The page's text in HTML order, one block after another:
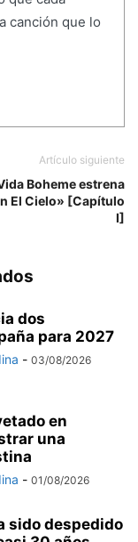
canción que lo
Artículo siguiente
Boheme estrena
El Cielo» [Capítulo
I]
dos
para 2027
- 03/08/2026
en
una
- 01/08/2026
sido despedido